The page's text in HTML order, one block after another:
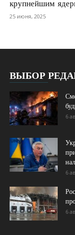
крупнейшим
25 июня, 2025
ВЫБОР
6
6
6